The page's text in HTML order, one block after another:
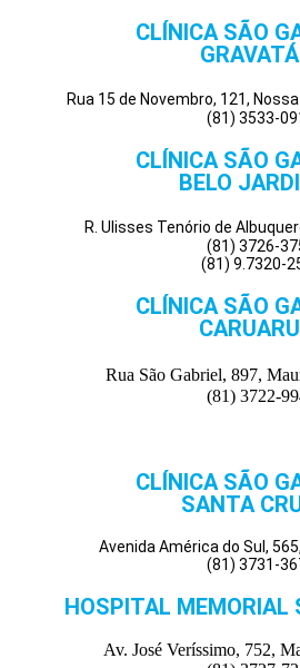
CLÍNICA SÃO
GRAVATÁ
Rua 15 de Novembro, 121,
(81) 3533-
CLÍNICA SÃO
BELO
R. Ulisses Tenório de
(81) 3726-
(81) 9.7320-
CLÍNICA SÃO
CARUARU
Rua São Gabriel, 897,
(81) 3722-
CLÍNICA SÃO
SANTA
Avenida América do Sul,
(81) 3731-
HOSPITAL MEMORIAL
Av. José Veríssimo, 752,